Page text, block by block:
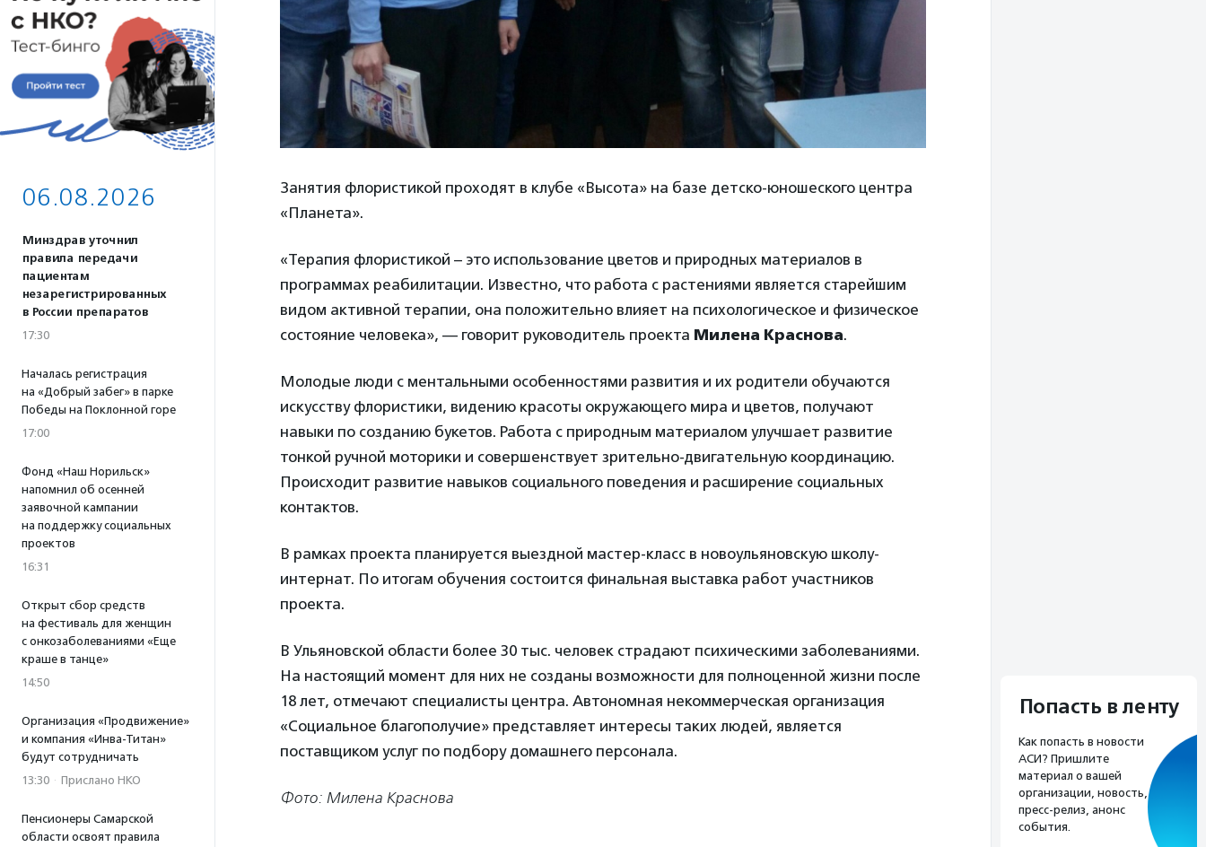
06.08.2026
Минздрав уточнил
правила передачи
пациентам
незарегистрированных
в России препаратов
17:30
Началась регистрация
на «Добрый забег» в парке
Победы на Поклонной горе
17:00
Фонд «Наш Норильск»
напомнил об осенней
заявочной кампании
на поддержку социальных
проектов
16:31
Открыт сбор средств
на фестиваль для женщин
с онкозаболеваниями «Еще
краше в танце»
14:50
Организация «Продвижение»
и компания «Инва-Титан»
будут сотрудничать
13:30 · Прислано НКО
Пенсионеры Самарской
области освоят правила
Занятия флористикой проходят в клубе «Высота» на базе детско-юношеского центра
«Планета».
«Терапия флористикой – это использование цветов и природных материалов в
программах реабилитации. Известно, что работа с растениями является старейшим
видом активной терапии, она положительно влияет на психологическое и физическое
состояние человека», — говорит руководитель проекта Милена Краснова.
Молодые люди с ментальными особенностями развития и их родители обучаются
искусству флористики, видению красоты окружающего мира и цветов, получают
навыки по созданию букетов. Работа с природным материалом улучшает развитие
тонкой ручной моторики и совершенствует зрительно-двигательную координацию.
Происходит развитие навыков социального поведения и расширение социальных
контактов.
В рамках проекта планируется выездной мастер-класс в новоульяновскую школу-
интернат. По итогам обучения состоится финальная выставка работ участников
проекта.
В Ульяновской области более 30 тыс. человек страдают психическими заболеваниями.
На настоящий момент для них не созданы возможности для полноценной жизни после
18 лет, отмечают специалисты центра. Автономная некоммерческая организация
«Социальное благополучие» представляет интересы таких людей, является
поставщиком услуг по подбору домашнего персонала.
Фото: Милена Краснова
Попасть в ленту
Как попасть в новости
АСИ? Пришлите
материал о вашей
организации, новость,
пресс-релиз, анонс
события.